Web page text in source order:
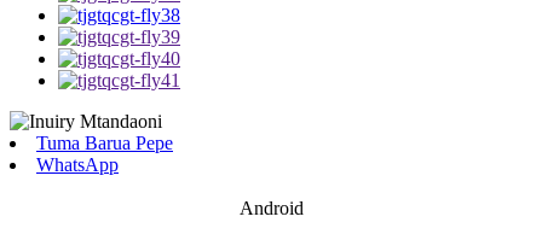
Tuma Barua Pepe
WhatsApp
Android